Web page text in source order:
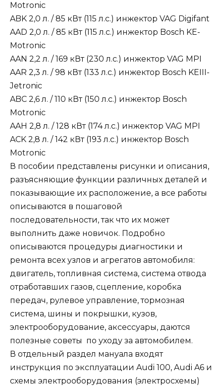
Motronic
ABK 2,0 л. / 85 кВт (115 л.с.) инжектор VAG Digifant
AAD 2,0 л. / 85 кВт (115 л.с.) инжектор Bosch KE-
Motronic
AAN 2,2 л. / 169 кВт (230 л.с.) инжектор VAG MPI
AAR 2,3 л. / 98 кВт (133 л.с.) инжектор Bosch KEIII-
Jetronic
ABC 2,6 л. / 110 кВт (150 л.с.) инжектор Bosch
Motronic
AAH 2,8 л. / 128 кВт (174 л.с.) инжектор VAG MPI
ACK 2,8 л. / 142 кВт (193 л.с.) инжектор Bosch
Motronic
В пособии представлены рисунки и описания,
разъясняющие функции различных деталей и
показывающие их расположение, а все работы
описываются в пошаговой
последовательности, так что их может
выполнить даже новичок. Подробно
описываются процедуры диагностики и
ремонта всех узлов и агрегатов автомобиля:
двигатель, топливная система, система отвода
отработавших газов, сцепление, коробка
передач, рулевое управление, тормозная
система, шины и покрышки, кузов,
электрооборудование, аксессуары, даются
полезные советы по уходу за автомобилем.
В отдельный раздел мануала входят
инструкция по эксплуатации Audi 100, Audi A6 и
схемы электрооборудования (электросхемы)